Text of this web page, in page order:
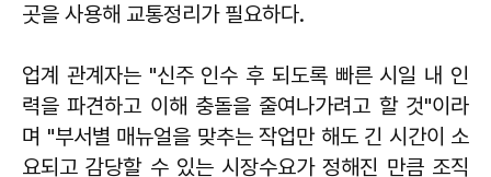
곳을 사용해 교통정리가 필요하다.
업계 관계자는 "신주 인수 후 되도록 빠른 시일 내 인
력을 파견하고 이해 충돌을 줄여나가려고 할 것"이라
며 "부서별 매뉴얼을 맞추는 작업만 해도 긴 시간이 소
요되고 감당할 수 있는 시장수요가 정해진 만큼 조직